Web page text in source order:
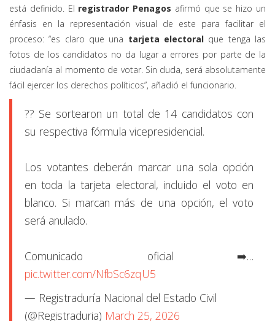
está definido. El registrador Penagos afirmó que se hizo un
énfasis en la representación visual de este para facilitar el
proceso: “es claro que una tarjeta electoral que tenga las
fotos de los candidatos no da lugar a errores por parte de la
ciudadanía al momento de votar. Sin duda, será absolutamente
fácil ejercer los derechos políticos”, añadió el funcionario.
?? Se sortearon un total de 14 candidatos con
su respectiva fórmula vicepresidencial.
Los votantes deberán marcar una sola opción
en toda la tarjeta electoral, incluido el voto en
blanco. Si marcan más de una opción, el voto
será anulado.
Comunicado oficial ➡️…
pic.twitter.com/NfbSc6zqU5
— Registraduría Nacional del Estado Civil
(@Registraduria) March 25, 2026